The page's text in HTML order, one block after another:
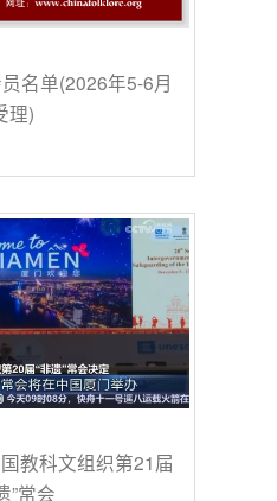
名单(2026年5-6月
理)
教科文组织第21届
”常会